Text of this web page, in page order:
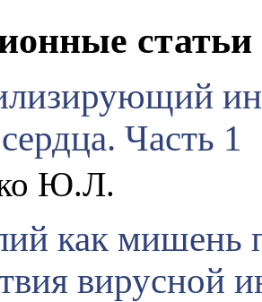
статьи
Часть 1
Ю.Л.
как мишень
вирусной